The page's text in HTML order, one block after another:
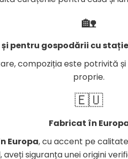
🏡
pentru gospodării cu
compoziția este potrivită
proprie.
🇪🇺
Fabricat în
Europa, cu accent pe
siguranța unei origini